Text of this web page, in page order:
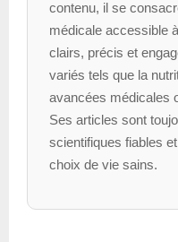
contenu, il se
médicale accessible
clairs, précis et
variés tels que la
avancées médicales
Ses articles sont
scientifiques fiables
choix de vie sains.